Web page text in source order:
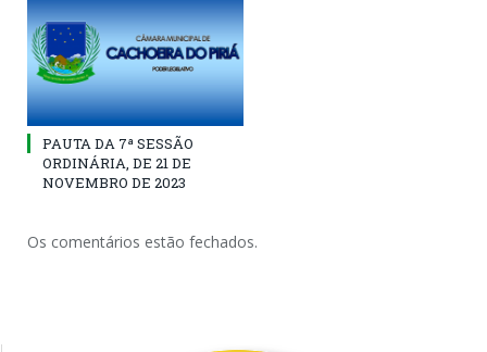
PAUTA DA 7ª SESSÃO
ORDINÁRIA, DE 21 DE
NOVEMBRO DE 2023
Os comentários estão fechados.